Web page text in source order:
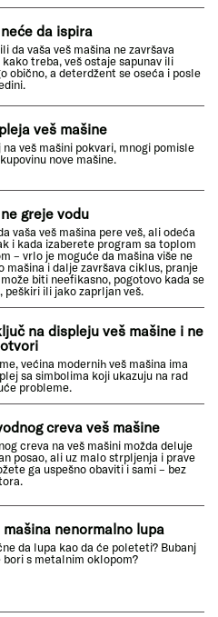
da ispira
da vaša veš mašina ne završava
treba, veš ostaje sapunav ili
obično, a deterdžent se oseća i posle
veš mašine
na veš mašini pokvari, mnogi pomisle
nove mašine.
greje vodu
vaša veš mašina pere veš, ali odeća
i kada izaberete program sa toplom
– vrlo je moguće da mašina više ne
mašina i dalje završava ciklus, pranje
biti neefikasno, pogotovo kada se
peškiri ili jako zaprljan veš.
na displeju veš mašine i ne
većina modernih veš mašina ima
sa simbolima koji ukazuju na rad
probleme.
creva veš mašine
creva na veš mašini možda deluje
posao, ali uz malo strpljenja i prave
ga uspešno obaviti i sami – bez
nenormalno lupa
da lupa kao da će poleteti? Bubanj
bori s metalnim oklopom?